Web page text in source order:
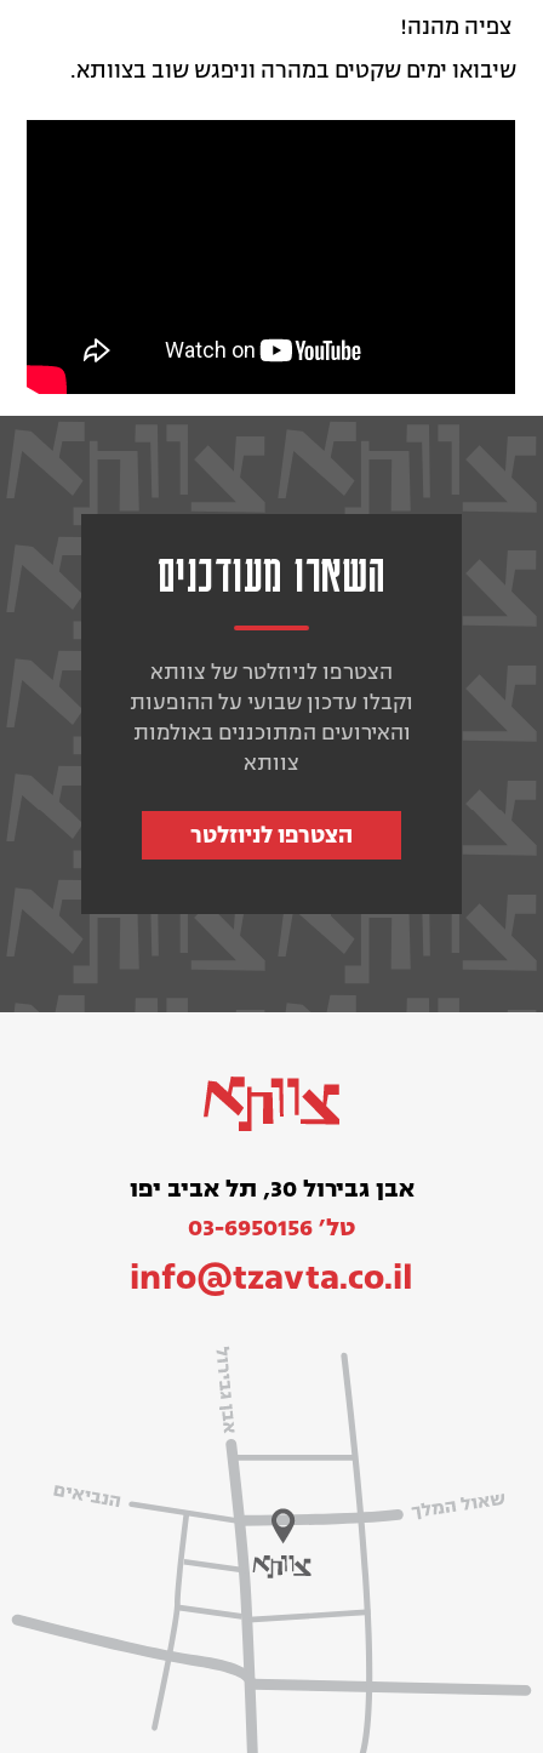
צפיה מהנה!
שיבואו ימים שקטים במהרה וניפגש שוב בצוותא.
השארו מעודכנים
הצטרפו לניוזלטר של צוותא
וקבלו עדכון שבועי על ההופעות
והאירועים המתוכננים באולמות
צוותא
הצטרפו לניוזלטר
אבן גבירול 30, תל אביב יפו
טל׳ 03-6950156
info@tzavta.co.il